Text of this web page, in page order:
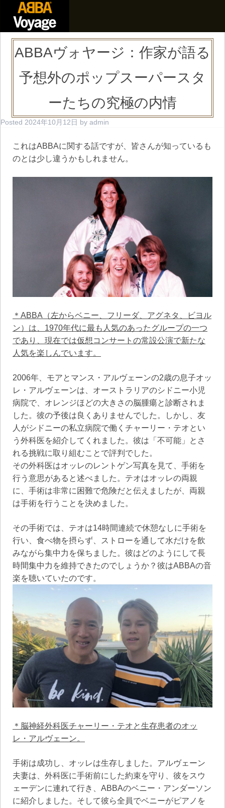
ABBAヴォヤージ：作家が語る
予想外のポップスーパースタ
ーたちの究極の内情
Posted 2024年10月12日 by admin
これはABBAに関する話ですが、皆さんが知っているも
のとは少し違うかもしれません。
＊ABBA（左からベニー、フリーダ、アグネタ、ビヨル
ン）は、1970年代に最も人気のあったグループの一つ
であり、現在では仮想コンサートの常設公演で新たな
人気を楽しんでいます。
2006年、モアとマンス・アルヴェーンの2歳の息子オッ
レ・アルヴェーンは、オーストラリアのシドニー小児
病院で、オレンジほどの大きさの脳腫瘍と診断されま
した。彼の予後は良くありませんでした。しかし、友
人がシドニーの私立病院で働くチャーリー・テオとい
う外科医を紹介してくれました。彼は「不可能」とさ
れる挑戦に取り組むことで評判でした。
その外科医はオッレのレントゲン写真を見て、手術を
行う意思があると述べました。テオはオッレの両親
に、手術は非常に困難で危険だと伝えましたが、両親
は手術を行うことを決めました。
その手術では、テオは14時間連続で休憩なしに手術を
行い、食べ物を摂らず、ストローを通して水だけを飲
みながら集中力を保ちました。彼はどのようにして長
時間集中力を維持できたのでしょうか？彼はABBAの音
楽を聴いていたのです。
＊脳神経外科医チャーリー・テオと生存患者のオッ
レ・アルヴェーン。
手術は成功し、オッレは生存しました。アルヴェーン
夫妻は、外科医に手術前にした約束を守り、彼をスウ
ェーデンに連れて行き、ABBAのベニー・アンダーソン
に紹介しました。そして彼ら全員でベニーがピアノを